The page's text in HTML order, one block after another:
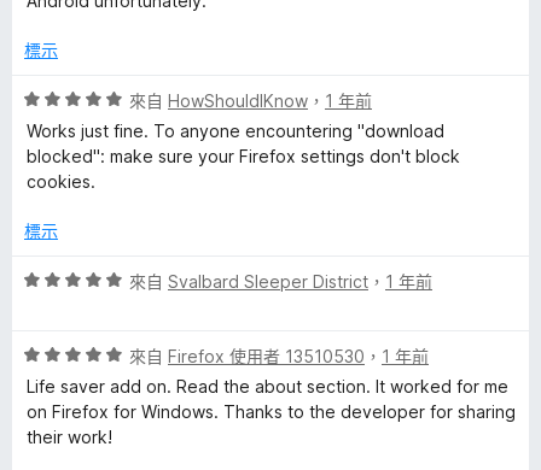
，
分
5
分
標示
評
價
5
分
滿
5
來自 HowShouldIKnow ， 1 年前
Works just fine. To anyone encountering "download
blocked": make sure your Firefox settings don't block
cookies.
標示
評
分
，
滿
分
來自 Svalbard Sleeper District ， 1 年前
評
價
5
分
來自 Firefox 使用者 13510530 ， 1 年前
Life saver add on. Read the about section. It worked for me
on Firefox for Windows. Thanks to the developer for sharing
their work!